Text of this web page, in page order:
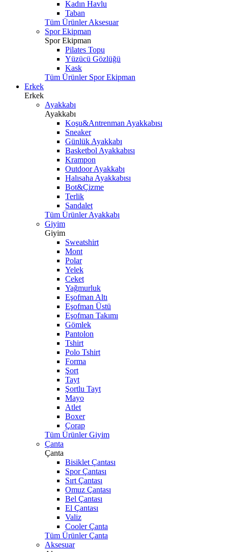
Kadın Havlu
Taban
Tüm Ürünler Aksesuar
Spor Ekipman
Spor Ekipman
Pilates Topu
Yüzücü Gözlüğü
Kask
Tüm Ürünler Spor Ekipman
Erkek
Erkek
Ayakkabı
Ayakkabı
Koşu&Antrenman Ayakkabısı
Sneaker
Günlük Ayakkabı
Basketbol Ayakkabısı
Krampon
Outdoor Ayakkabı
Halısaha Ayakkabısı
Bot&Çizme
Terlik
Sandalet
Tüm Ürünler Ayakkabı
Giyim
Giyim
Sweatshirt
Mont
Polar
Yelek
Ceket
Yağmurluk
Eşofman Altı
Eşofman Üstü
Eşofman Takımı
Gömlek
Pantolon
Tshirt
Polo Tshirt
Forma
Şort
Tayt
Şortlu Tayt
Mayo
Atlet
Boxer
Çorap
Tüm Ürünler Giyim
Çanta
Çanta
Bisiklet Çantası
Spor Çantası
Sırt Çantası
Omuz Çantası
Bel Çantası
El Çantası
Valiz
Cooler Çanta
Tüm Ürünler Çanta
Aksesuar